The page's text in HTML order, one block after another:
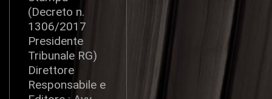
(Decreto n.
1306/2017
Presidente
Tribunale RG)
Direttore
Responsabile e